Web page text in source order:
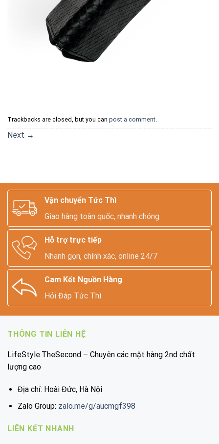
Trackbacks are closed, but you can post a comment.
Next →
Vận chuyển Tức Thì
Giao hàng toàn quốc, nhanh chóng.
Hỗ trợ trực tiếp
Nhanh gọn, chính xác, online 24/7
Cam Kết Nguồn Hàng
Hỏi Đáp Tức Thì
THÔNG TIN LIÊN HỆ
LifeStyle.TheSecond – Chuyên các mặt hàng 2nd chất
lượng cao
Địa chỉ: Hoài Đức, Hà Nội
Zalo Group: zalo.me/g/aucmgf398
LIÊN KẾT NHANH